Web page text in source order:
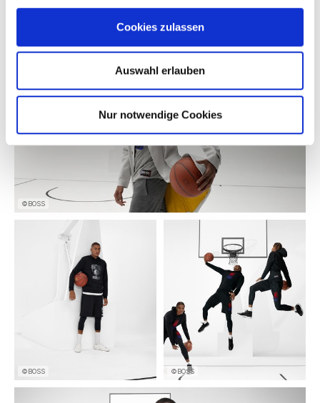
Cookies zulassen
Auswahl erlauben
Nur notwendige Cookies
©BOSS
©BOSS ©BOSS